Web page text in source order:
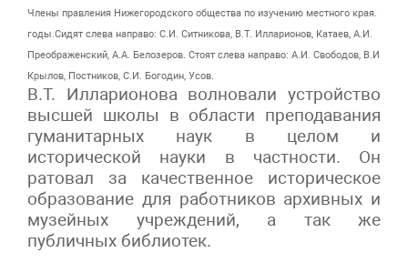
Члены правления Нижегородского общества по изучению местного края. 1930-
годы.Сидят слева направо: С.И. Ситникова, В.Т. Илларионов, Катаев, А.И.
Преображенский, А.А. Белозеров. Стоят слева направо: А.И. Свободов, В.И.
Крылов, Постников, С.И. Богодин, Усов.
В.Т. Илларионова волновали устройство
высшей школы в области преподавания
гуманитарных наук в целом и
исторической науки в частности. Он
ратовал за качественное историческое
образование для работников архивных и
музейных учреждений, а так же
публичных библиотек.